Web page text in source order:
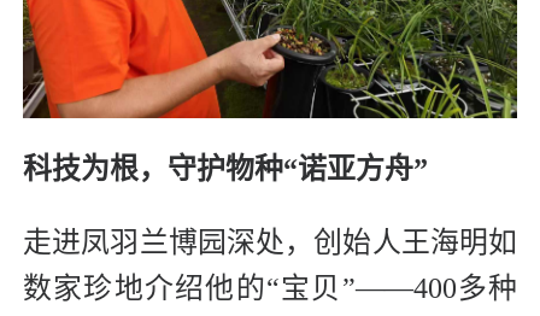
科技为根，守护物种“诺亚方舟”
走进凤羽兰博园深处，创始人王海明如
数家珍地介绍他的“宝贝”——400多种